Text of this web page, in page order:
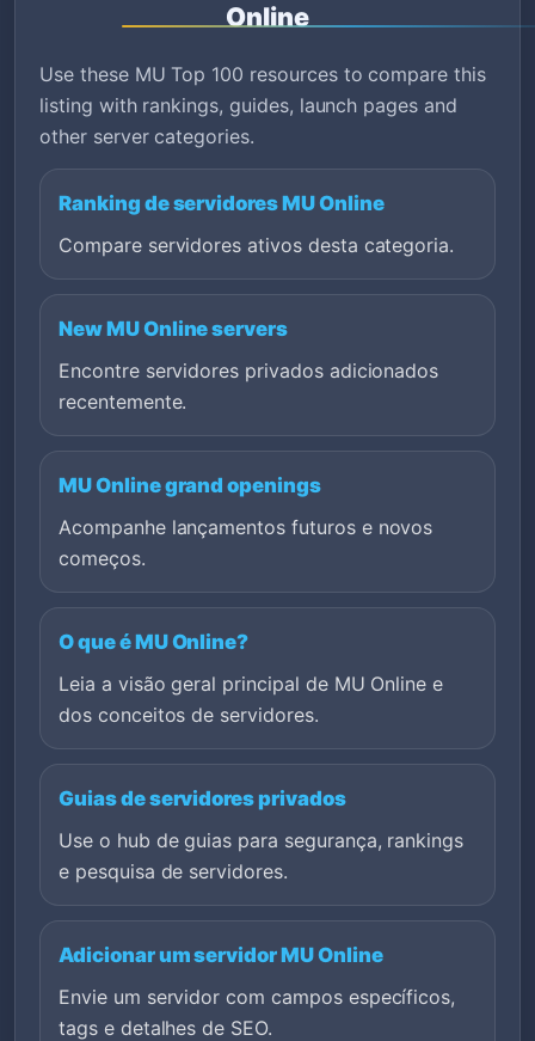
Online
Use these MU Top 100 resources to compare this
listing with rankings, guides, launch pages and
other server categories.
Ranking de servidores MU Online
Compare servidores ativos desta categoria.
New MU Online servers
Encontre servidores privados adicionados
recentemente.
MU Online grand openings
Acompanhe lançamentos futuros e novos
começos.
O que é MU Online?
Leia a visão geral principal de MU Online e
dos conceitos de servidores.
Guias de servidores privados
Use o hub de guias para segurança, rankings
e pesquisa de servidores.
Adicionar um servidor MU Online
Envie um servidor com campos específicos,
tags e detalhes de SEO.